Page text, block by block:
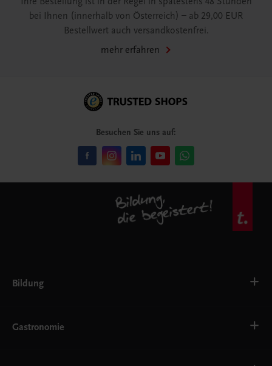
bei Ihnen (innerhalb von Österreich) – ab 29,00 EUR
Bestellwert auch versandkostenfrei.
mehr erfahren
Besuchen Sie uns auf:
Bildung
AHS
Gastronomie